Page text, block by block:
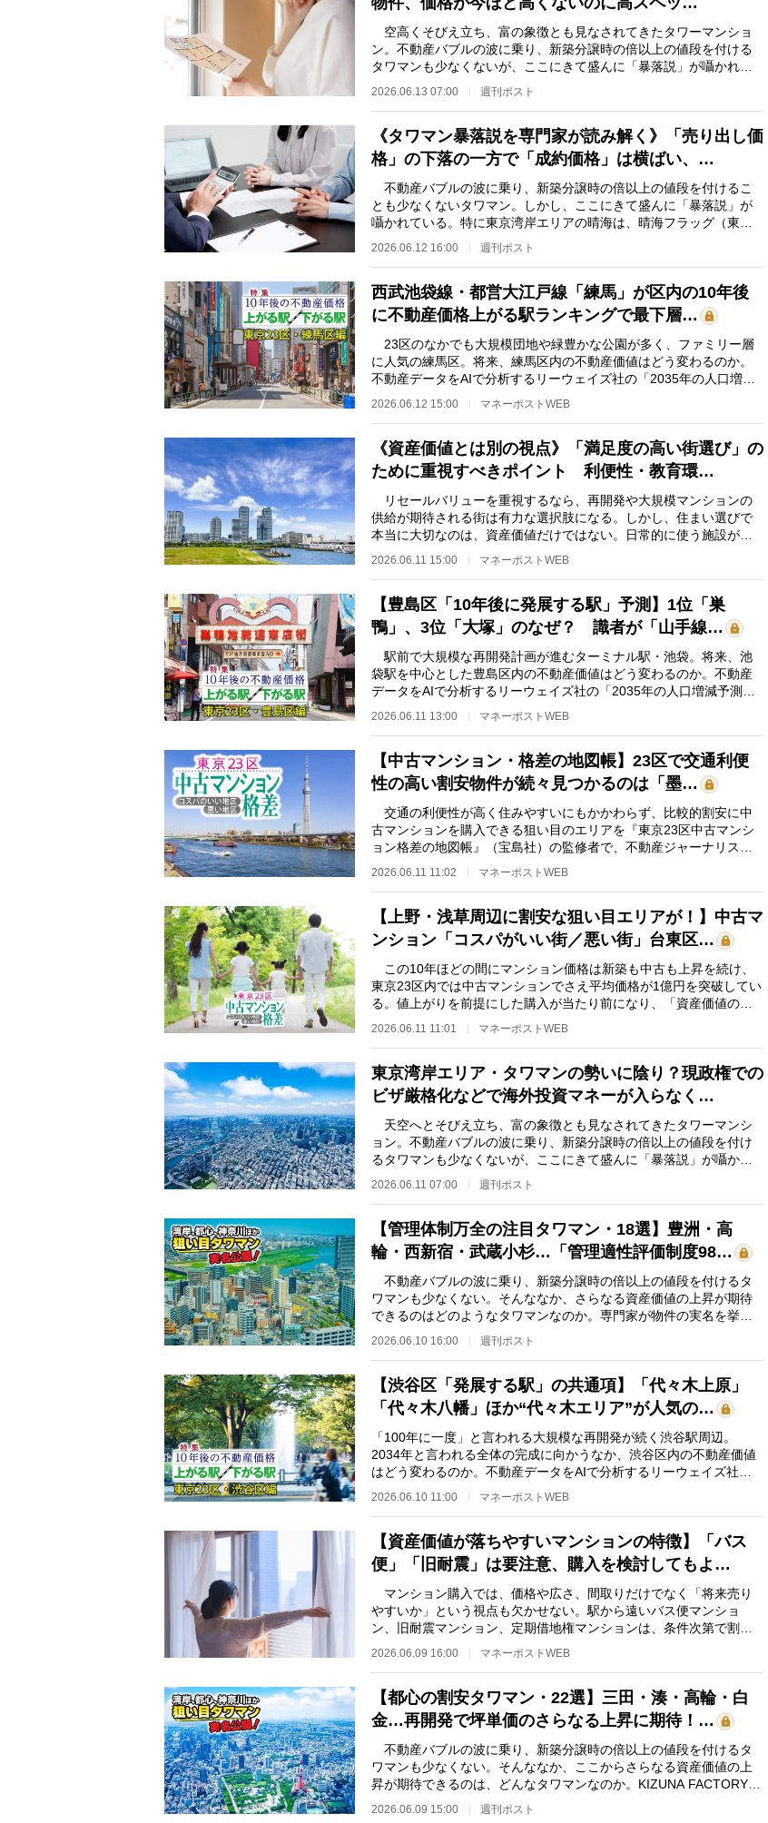
空高くそびえ立ち、富の象徴とも見なされてきたタワーマンショ
ン。不動産バブルの波に乗り、新築分譲時の倍以上の値段を付ける
タワマンも少なくないが、ここにきて盛んに「暴落説」が囁かれて
いる。タワマンを選…
2026.06.13 07:00 週刊ポスト
《タワマン暴落説を専門家が読み解く》「売り出し価
格」の下落の一方で「成約価格」は横ばい、…
不動産バブルの波に乗り、新築分譲時の倍以上の値段を付けるこ
とも少なくないタワマン。しかし、ここにきて盛んに「暴落説」が
囁かれている。特に東京湾岸エリアの晴海は、晴海フラッグ（東京
五輪選手村跡地）の…
2026.06.12 16:00 週刊ポスト
西武池袋線・都営大江戸線「練馬」が区内の10年後
に不動産価格上がる駅ランキングで最下層…
23区のなかでも大規模団地や緑豊かな公園が多く、ファミリー層
に人気の練馬区。将来、練馬区内の不動産価値はどう変わるのか。
不動産データをAIで分析するリーウェイズ社の「2035年の人口増減
2026.06.12 15:00 マネーポストWEB
《資産価値とは別の視点》「満足度の高い街選び」の
ために重視すべきポイント 利便性・教育環…
リセールバリューを重視するなら、再開発や大規模マンションの
供給が期待される街は有力な選択肢になる。しかし、住まい選びで
本当に大切なのは、資産価値だけではない。日常的に使う施設が近
2026.06.11 15:00 マネーポストWEB
【豊島区「10年後に発展する駅」予測】1位「巣
鴨」、3位「大塚」のなぜ？ 識者が「山手線…
駅前で大規模な再開発計画が進むターミナル駅・池袋。将来、池
袋駅を中心とした豊島区内の不動産価値はどう変わるのか。不動産
データをAIで分析するリーウェイズ社の「2035年の人口増減予測」
2026.06.11 13:00 マネーポストWEB
【中古マンション・格差の地図帳】23区で交通利便
性の高い割安物件が続々見つかるのは「墨…
交通の利便性が高く住みやすいにもかかわらず、比較的割安に中
古マンションを購入できる狙い目のエリアを『東京23区中古マンシ
ョン格差の地図帳』（宝島社）の監修者で、不動産ジャーナリスト
2026.06.11 11:02 マネーポストWEB
【上野・浅草周辺に割安な狙い目エリアが！】中古マ
ンション「コスパがいい街／悪い街」台東区…
この10年ほどの間にマンション価格は新築も中古も上昇を続け、
東京23区内では中古マンションでさえ平均価格が1億円を突破してい
る。値上がりを前提にした購入が当たり前になり、「資産価値の上
2026.06.11 11:01 マネーポストWEB
東京湾岸エリア・タワマンの勢いに陰り？現政権での
ビザ厳格化などで海外投資マネーが入らなく…
天空へとそびえ立ち、富の象徴とも見なされてきたタワーマンシ
ョン。不動産バブルの波に乗り、新築分譲時の倍以上の値段を付け
るタワマンも少なくないが、ここにきて盛んに「暴落説」が囁かれ
ている。その根拠は…
2026.06.11 07:00 週刊ポスト
【管理体制万全の注目タワマン・18選】豊洲・高
輪・西新宿・武蔵小杉…「管理適性評価制度98…
不動産バブルの波に乗り、新築分譲時の倍以上の値段を付けるタ
ワマンも少なくない。そんななか、さらなる資産価値の上昇が期待
できるのはどのようなタワマンなのか。専門家が物件の実名を挙げ
て、解説してくれた…
2026.06.10 16:00 週刊ポスト
【渋谷区「発展する駅」の共通項】「代々木上原」
「代々木八幡」ほか“代々木エリア”が人気の…
「100年に一度」と言われる大規模な再開発が続く渋谷駅周辺。
2034年と言われる全体の完成に向かうなか、渋谷区内の不動産価値
はどう変わるのか。不動産データをAIで分析するリーウェイズ社の
「2035年の人口増減予測…
2026.06.10 11:00 マネーポストWEB
【資産価値が落ちやすいマンションの特徴】「バス
便」「旧耐震」は要注意、購入を検討してもよ…
マンション購入では、価格や広さ、間取りだけでなく「将来売り
やすいか」という視点も欠かせない。駅から遠いバス便マンショ
ン、旧耐震マンション、定期借地権マンションは、条件次第で割安
2026.06.09 16:00 マネーポストWEB
【都心の割安タワマン・22選】三田・湊・高輪・白
金…再開発で坪単価のさらなる上昇に期待！…
不動産バブルの波に乗り、新築分譲時の倍以上の値段を付けるタ
ワマンも少なくない。そんななか、ここからさらなる資産価値の上
昇が期待できるのは、どんなタワマンなのか。KIZUNA FACTORY代
表取締役でマンション…
2026.06.09 15:00 週刊ポスト